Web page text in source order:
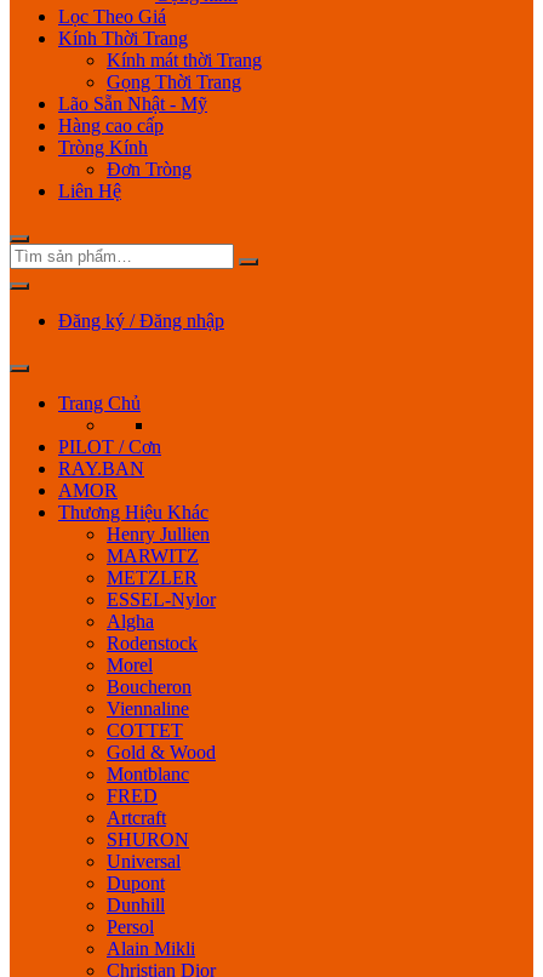
Lọc Theo Giá
Kính Thời Trang
Kính mát thời Trang
Gọng Thời Trang
Lão Sẵn Nhật - Mỹ
Hàng cao cấp
Tròng Kính
Đơn Tròng
Liên Hệ
Đăng ký / Đăng nhập
Trang Chủ
PILOT / Cơn
RAY.BAN
AMOR
Thương Hiệu Khác
Henry Jullien
MARWITZ
METZLER
ESSEL-Nylor
Algha
Rodenstock
Morel
Boucheron
Viennaline
COTTET
Gold & Wood
Montblanc
FRED
Artcraft
SHURON
Universal
Dupont
Dunhill
Persol
Alain Mikli
Christian Dior